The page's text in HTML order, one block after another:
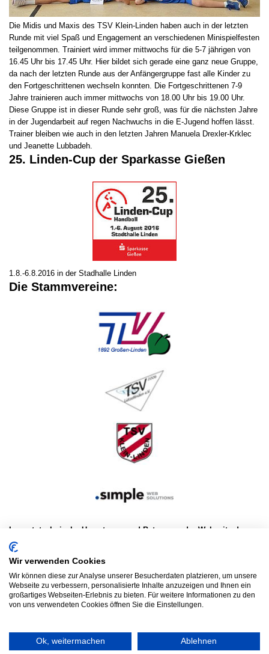
Die Midis und Maxis des TSV Klein-Linden haben auch in der letzten
Runde mit viel Spaß und Engagement an verschiedenen Minispielfesten
teilgenommen. Trainiert wird immer mittwochs für die 5-7 jährigen von
16.45 Uhr bis 17.45 Uhr. Hier bildet sich gerade eine ganz neue Gruppe,
da nach der letzten Runde aus der Anfängergruppe fast alle Kinder zu
den Fortgeschrittenen wechseln konnten. Die Fortgeschrittenen 7-9
Jahre trainieren auch immer mittwochs von 18.00 Uhr bis 19.00 Uhr.
Diese Gruppe ist in dieser Runde sehr groß, was für die nächsten Jahre
in der Jugendarbeit auf regen Nachwuchs in die E-Jugend hoffen lässt.
Trainer bleiben wie auch in den letzten Jahren Manuela Drexler-Krklec
und Jeanette Lubbadeh.
25. Linden-Cup der Sparkasse Gießen
1.8.-6.8.2016 in der Stadhalle Linden
Die Stammvereine:
Layout, technische Umsetzung und Betreuung der Webseite der
MSG Linden und für den Linden-Cup:
Simple Web-Solutions GmbH
Preulgasse 12a
D-61191 Rosbach v.d.H.
Telefon: +49 (0) 60 03 / 9 34 56-0
© 2026 HSG LINDEN HANDBALL
Wir verwenden Cookies
Wir können diese zur Analyse unserer Besucherdaten platzieren, um unsere
Webseite zu verbessern, personalisierte Inhalte anzuzeigen und Ihnen ein
großartiges Webseiten-Erlebnis zu bieten. Für weitere Informationen zu den
von uns verwendeten Cookies öffnen Sie die Einstellungen.
Ok, weitermachen Ablehnen